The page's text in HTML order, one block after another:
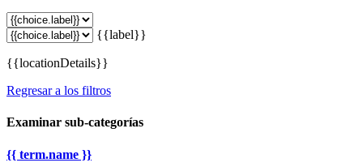
{{label}}
{{locationDetails}}
Regresar a los filtros
Examinar sub-categorías
{{ term.name }}